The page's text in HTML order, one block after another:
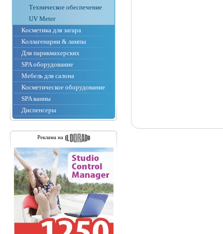
Техническое обеспечение
UV Meter
Косметика для загара
Коллагенарии & лампы
Для парикмахерских
SPA оборудование
Мебель для салона
Косметическое оборудование
SPA ванны
Диспенсеры
Реклама на